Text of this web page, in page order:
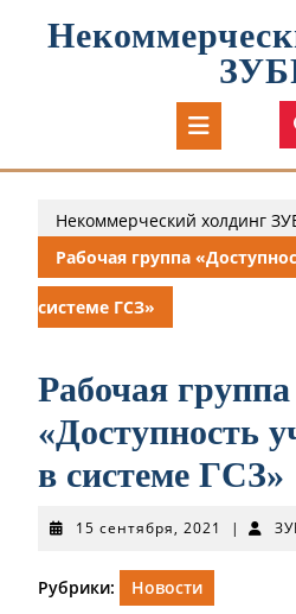
Некоммерческий холдинг
Рабочая группа
системе ГСЗ»
Рабочая группа
«Доступность
в системе ГСЗ»
15 сентября, 2021
15|
Рубрики: Новости